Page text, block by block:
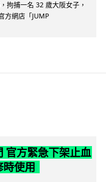
拘捕一名 32 歲大阪女子，
方網店「JUMP
官方緊急下架止血
使用